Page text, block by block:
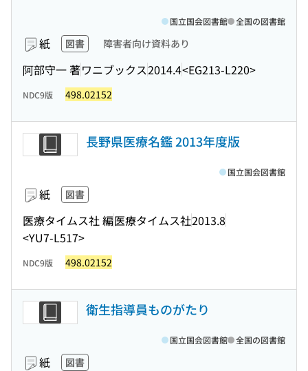
紙 図書 障害者向け資料あり
阿部守一 著ワニブックス2014.4<EG213-L220>
国立国会図書館 全国の図書館
NDC9版 498.02152
長野県医療名鑑 2013年度版
紙 図書
医療タイムス社 編医療タイムス社2013.8
<YU7-L517>
国立国会図書館
NDC9版 498.02152
衛生指導員ものがたり
紙 図書
国立国会図書館 全国の図書館